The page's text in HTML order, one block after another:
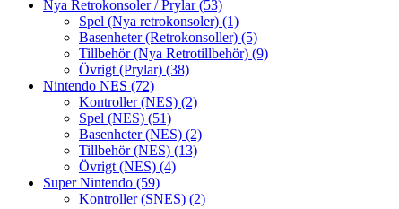
Nya Retrokonsoler / Prylar(53)
Spel (Nya retrokonsoler) (1)
Basenheter (Retrokonsoller) (5)
Tillbehör (Nya Retrotillbehör) (9)
Övrigt (Prylar) (38)
Nintendo NES (72)
Kontroller (NES) (2)
Spel (NES) (51)
Basenheter (NES) (2)
Tillbehör (NES) (13)
Övrigt (NES) (4)
Super Nintendo (59)
Kontroller (SNES) (2)